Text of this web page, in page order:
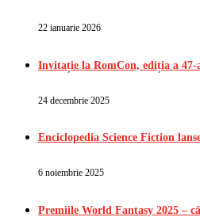
22 ianuarie 2026
Invitație la RomCon, ediția a 47-
24 decembrie 2025
Enciclopedia Science Fiction
6 noiembrie 2025
Premiile World Fantasy 2025 –